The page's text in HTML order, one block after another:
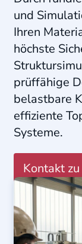
und
Ihren
höchste
prüffähige
belastbare
effiziente
Systeme.
Kontakt